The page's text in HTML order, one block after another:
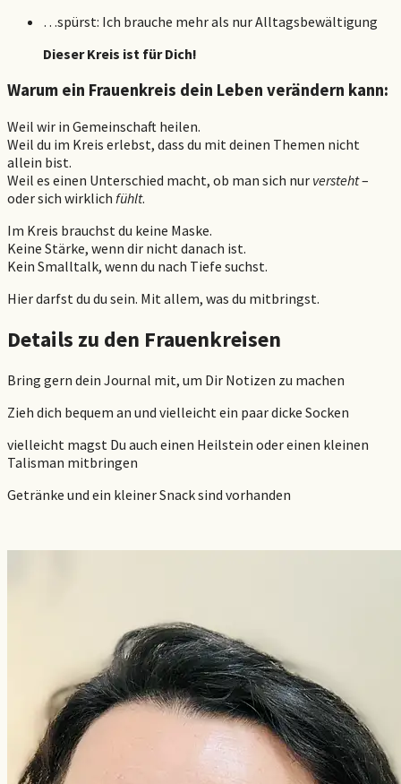
…spürst: Ich brauche mehr als nur Alltagsbewältigung
Dieser Kreis ist für Dich!
Warum ein Frauenkreis dein Leben verändern kann:
Weil wir in Gemeinschaft heilen.
Weil du im Kreis erlebst, dass du mit deinen Themen nicht
allein bist.
Weil es einen Unterschied macht, ob man sich nur versteht–
oder sich wirklich fühlt.
Im Kreis brauchst du keine Maske.
Keine Stärke, wenn dir nicht danach ist.
Kein Smalltalk, wenn du nach Tiefe suchst.
Hier darfst du du sein. Mit allem, was du mitbringst.
Details zu den Frauenkreisen
Bring gern dein Journal mit, um Dir Notizen zu machen
Zieh dich bequem an und vielleicht ein paar dicke Socken
vielleicht magst Du auch einen Heilstein oder einen kleinen
Talisman mitbringen
Getränke und ein kleiner Snack sind vorhanden